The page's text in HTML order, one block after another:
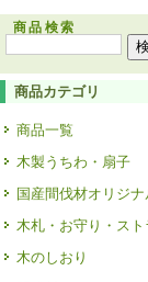
商品検索
商品カテゴリ
商品一覧
木製うちわ・扇子
国産間伐材オリジ
木札・お守り・スト
木のしおり